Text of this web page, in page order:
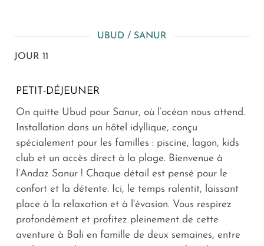
UBUD / SANUR
JOUR 11
PETIT-DÉJEUNER
On quitte Ubud pour Sanur, où l’océan nous attend.
Installation dans un hôtel idyllique, conçu
spécialement pour les familles : piscine, lagon, kids
club et un accès direct à la plage. Bienvenue à
l’Andaz Sanur ! Chaque détail est pensé pour le
confort et la détente. Ici, le temps ralentit, laissant
place à la relaxation et à l'évasion. Vous respirez
profondément et profitez pleinement de cette
aventure à Bali en famille de deux semaines, entre